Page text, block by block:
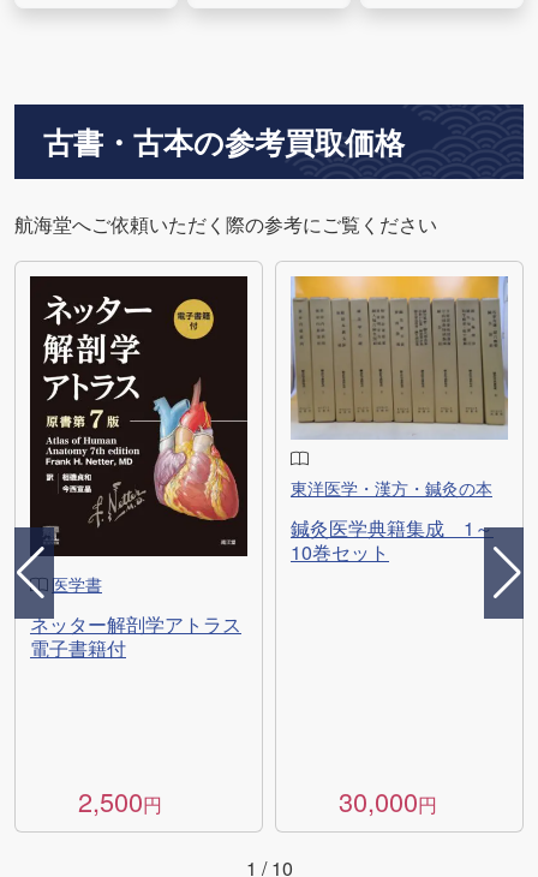
古書・古本の参考買取価格
航海堂へご依頼いただく際の参考にご覧ください
医学書
ネッター解剖学アトラス
電子書籍付
2,500円
東洋医学・漢方・鍼灸の本
鍼灸医学典籍集成 1～
10巻セット
30,000円
1 /10